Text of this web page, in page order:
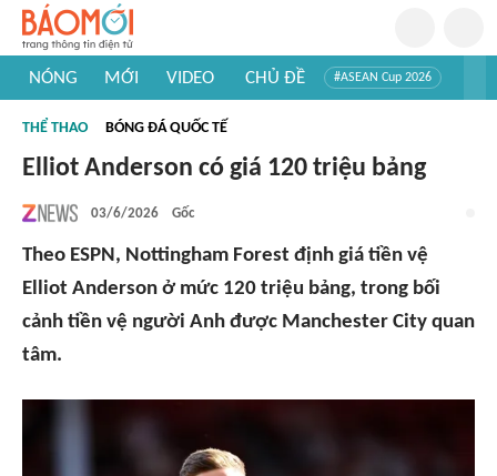
NÓNG MỚI VIDEO CHỦ ĐỀ #ASEAN Cup 2026
#Khám phá thế giới
THỂ THAO BÓNG ĐÁ QUỐC TẾ
Elliot Anderson có giá 120 triệu bảng
03/6/2026 Gốc
Theo ESPN, Nottingham Forest định giá tiền vệ
Elliot Anderson ở mức 120 triệu bảng, trong bối
cảnh tiền vệ người Anh được Manchester City quan
tâm.